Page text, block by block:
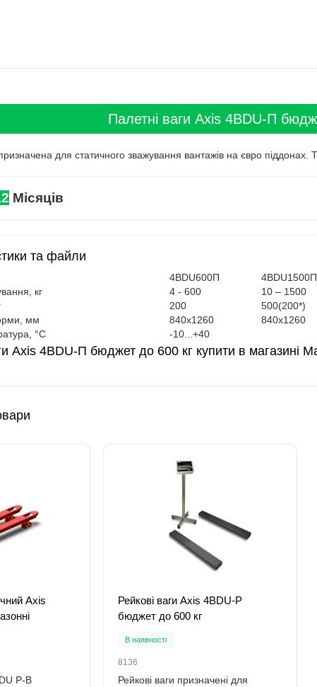
Палетні ваги Axis 4BDU-П
для статичного зважування вантажів на євро піддонах.
Місяців
та файли
4BDU600П 4BDU1500П
кг
4 - 600 10 – 1500
200 500(200*)
мм
840х1260 840х1260
°C
-10...+40
Axis 4BDU-П бюджет до 600 кг купити в магазині
Axis
Р-В
Рейкові ваги Axis 4BDU-P
бюджет до 600 кг
В наявності
8136
Рейкові ваги призначені для